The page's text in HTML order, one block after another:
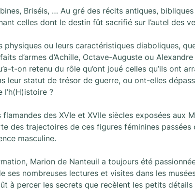
Briséis, … Au gré des récits antiques,
celles dont le destin fût sacrifié sur l’autel des
physiques ou leurs caractéristiques diaboliques,
d’armes d’Achille, Octave-Auguste ou
t-on retenu du rôle qu’ont joué celles qu’ils ont
leur statut de trésor de guerre, ou ont-elles
?
des XVIe et XVIIe siècles exposées aux
des trajectoires de ces figures féminines
masculine.
Marion de Nanteuil a toujours été
ses nombreuses lectures et visites dans les
à percer les secrets que recèlent les petits